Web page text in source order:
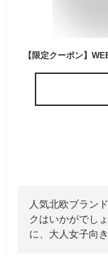
人気北欧ブラン
クはいかがでし
に、大人女子向